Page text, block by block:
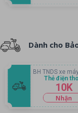
Dành cho
10K
Thẻ điện
BH TNDS xe
Nhận
voucher